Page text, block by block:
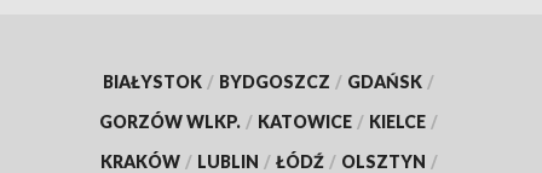
BIAŁYSTOK / BYDGOSZCZ / GDAŃSK /
GORZÓW WLKP. / KATOWICE / KIELCE /
KRAKÓW / LUBLIN / ŁÓDŹ / OLSZTYN /